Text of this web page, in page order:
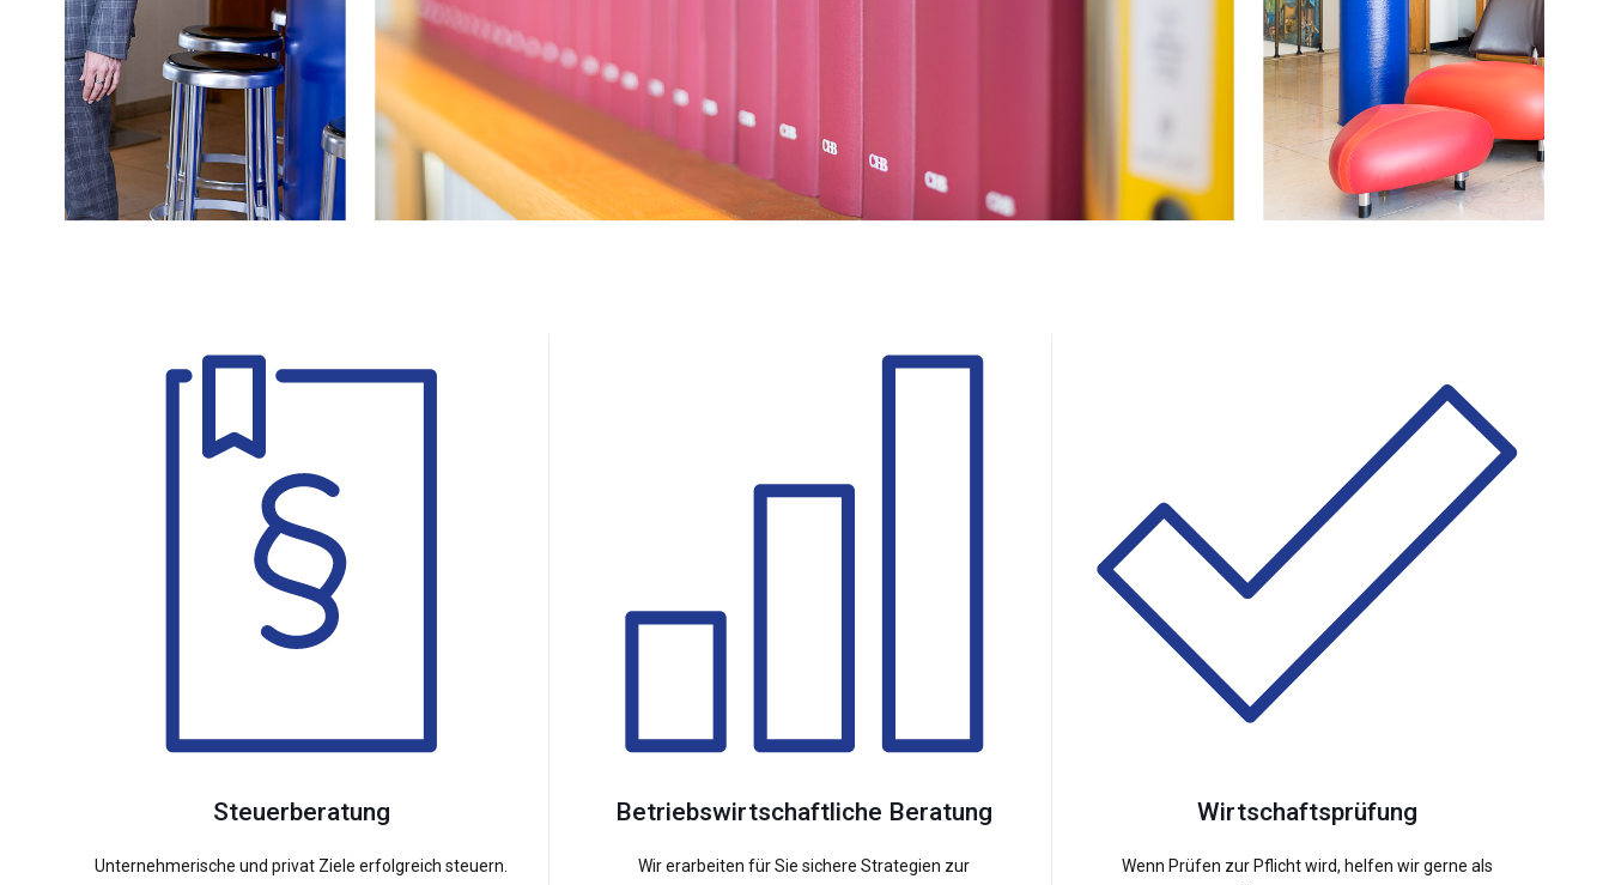
Steuerberatung
Unternehmerische und privat Ziele erfolgreich steuern.
Betriebswirtschaftliche Beratung
Wir erarbeiten für Sie sichere Strategien zur
Wirtschaftsprüfung
Wenn Prüfen zur Pflicht wird, helfen wir gerne als